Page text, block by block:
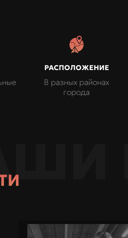
РАСПОЛОЖЕНИЕ
В разных районах
города